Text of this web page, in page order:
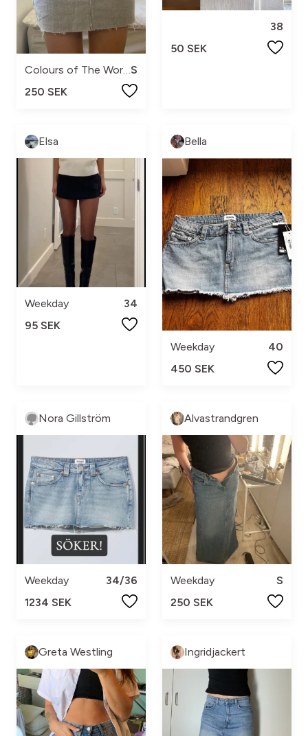
Colours of The World
250 SEK
38
50 SEK
Elsa
Weekday
34
95 SEK
Bella
Weekday
40
450 SEK
Nora Gillström
Weekday
34/36
1234 SEK
Alvastrandgren
Weekday
S
250 SEK
Greta Westling Ingridjackert